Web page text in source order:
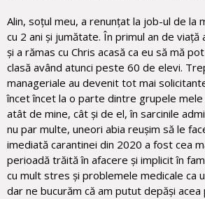
Alin, soțul meu, a renunțat la job-ul de la
cu 2 ani și jumătate. În primul an de viață
și a rămas cu Chris acasă ca eu să mă
clasă având atunci peste 60 de elevi.
manageriale au devenit tot mai
încet încet la o parte dintre grupele
atât de mine, cât și de el, în sarcinile
nu par multe, uneori abia reușim să le
imediată carantinei din 2020 a fost cea
perioadă trăită în afacere și implicit în
cu mult stres și problemele medicale ca
dar ne bucurăm că am putut depăși acea